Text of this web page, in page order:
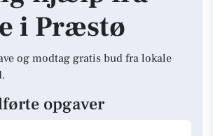
i Præstø
og modtag gratis bud fra lokale
opgaver